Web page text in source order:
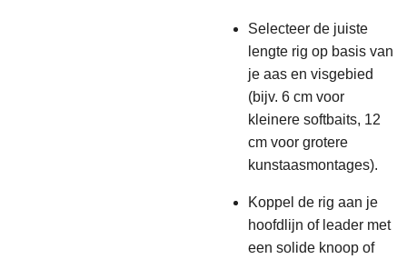
Selecteer de juiste
lengte rig op basis van
je aas en visgebied
(bijv. 6 cm voor
kleinere softbaits, 12
cm voor grotere
kunstaasmontages).
Koppel de rig aan je
hoofdlijn of leader met
een solide knoop of